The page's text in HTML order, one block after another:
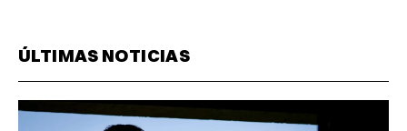
ÚLTIMAS NOTICIAS